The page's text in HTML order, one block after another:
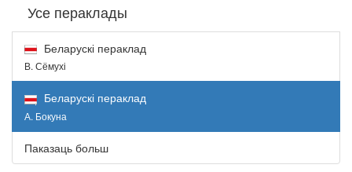
Усе пераклады
Беларускі пераклад
В. Сёмухі
Беларускі пераклад
А. Бокуна
Паказаць больш